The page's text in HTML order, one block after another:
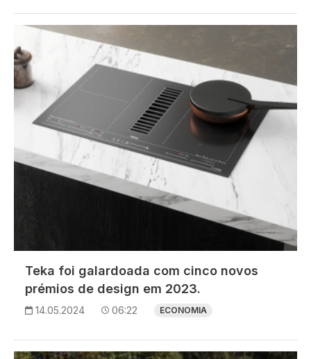
Imagem
Teka foi galardoada com cinco novos
prémios de design em 2023.
14.05.2024 06:22 ECONOMIA